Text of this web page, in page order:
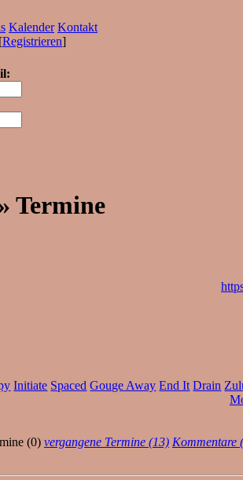
Kalender Kontakt
[Registrieren]
Termine
Initiate Spaced Gouge Away End It Drain
(0) vergangene Termine (13) Kommentare